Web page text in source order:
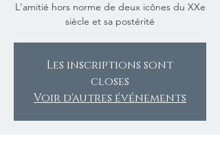
L'amitié hors norme de deux icônes du XXe
siècle et sa postérité
Les inscriptions sont
closes
Voir d'autres événements